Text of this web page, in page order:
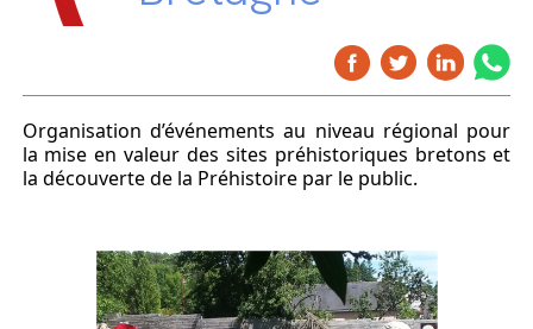
Organisation d’événements au niveau régional pour
la mise en valeur des sites préhistoriques bretons et
la découverte de la Préhistoire par le public.